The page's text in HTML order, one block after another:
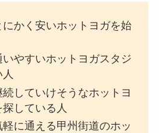
かく安いホットヨガを始
やすいホットヨガスタジ
していけそうなホットヨ
している人
に通える甲州街道のホッ